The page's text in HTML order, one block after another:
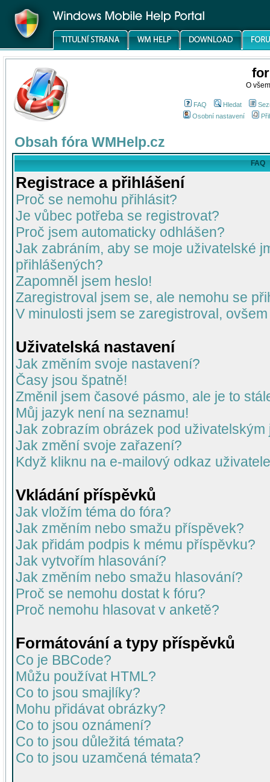
O
FAQ Hledat
Osobní nastavení
Obsah fóra WMHelp.cz
FAQ
Registrace a přihlášení
Proč se nemohu přihlásit?
Je vůbec potřeba se registrovat?
Proč jsem automaticky odhlášen?
Jak zabráním, aby se moje uživatelské
přihlášených?
Zapomněl jsem heslo!
Zaregistroval jsem se, ale nemohu se
V minulosti jsem se zaregistroval,
Uživatelská nastavení
Jak změním svoje nastavení?
Časy jsou špatně!
Změnil jsem časové pásmo, ale je to
Můj jazyk není na seznamu!
Jak zobrazím obrázek pod uživatelským
Jak změní svoje zařazení?
Když kliknu na e-mailový odkaz
Vkládání příspěvků
Jak vložím téma do fóra?
Jak změním nebo smažu příspěvek?
Jak přidám podpis k mému příspěvku?
Jak vytvořím hlasování?
Jak změním nebo smažu hlasování?
Proč se nemohu dostat k fóru?
Proč nemohu hlasovat v anketě?
Formátování a typy příspěvků
Co je BBCode?
Můžu používat HTML?
Co to jsou smajlíky?
Mohu přidávat obrázky?
Co to jsou oznámení?
Co to jsou důležitá témata?
Co to jsou uzamčená témata?